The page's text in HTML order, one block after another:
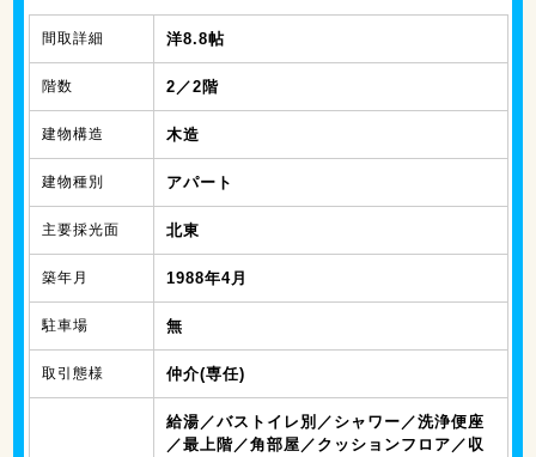
間取詳細 洋8.8帖
階数 2／2階
建物構造 木造
建物種別 アパート
主要採光面 北東
築年月 1988年4月
駐車場 無
取引態様 仲介(専任)
給湯／バストイレ別／シャワー／洗浄便座
／最上階／角部屋／クッションフロア／収